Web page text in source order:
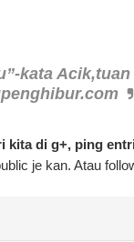
kata
kita di g+, ping
je kan. Atau